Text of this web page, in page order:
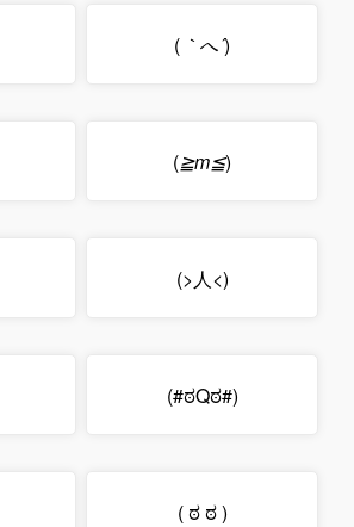
( ｀へ´)
(≧m≦)
(>人<)
(#ಠQಠ#)
( ಠ ಠ )